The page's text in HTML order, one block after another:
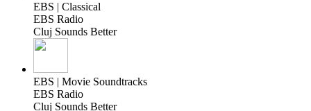
EBS | Classical
EBS Radio
Cluj Sounds Better
EBS | Movie Soundtracks
EBS Radio
Cluj Sounds Better